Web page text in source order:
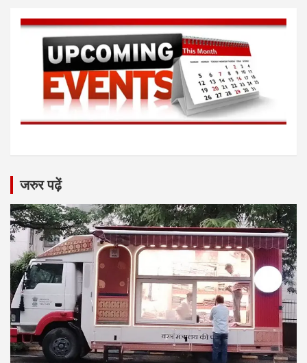
जरुर पढ़ें